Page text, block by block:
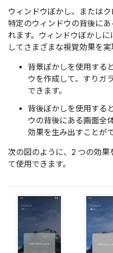
ウィンドウぼかし、またはク
特定のウィンドウの背後に
れます。ウィンドウぼかし
してさまざまな視覚効果を実
背景ぼかしを使用する
ウを作成して、すりガ
できます。
背後ぼかしを使用する
ウの背後にある画面全
効果を生み出すことがで
次の図のように、2 つの効
て使用できます。